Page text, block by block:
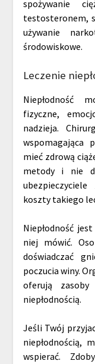
spożywanie
testosteronem,
używanie
środowiskowe.
Leczenie
Niepłodność
fizyczne,
nadzieja.
wspomagająca
mieć zdrową
metody i nie
koszty takiego
Niepłodność
niej mówić.
doświadczać
poczucia winy.
oferują
niepłodnością.
Jeśli Twój
niepłodnością,
wspierać.